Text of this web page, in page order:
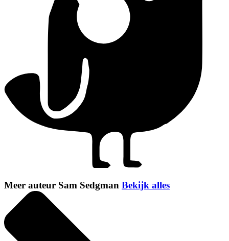
Meer auteur Sam Sedgman Bekijk alles